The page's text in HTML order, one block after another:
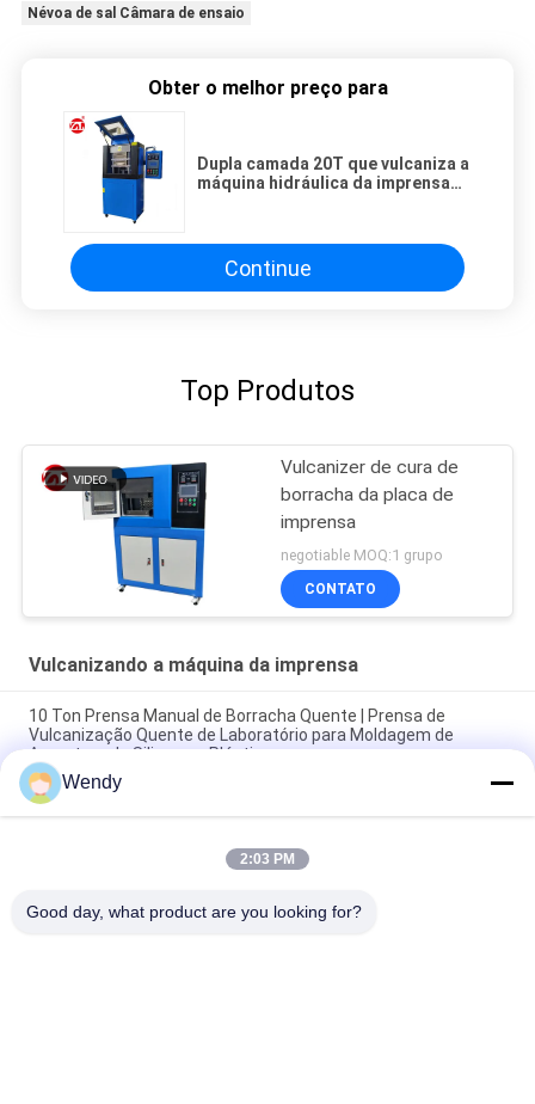
Névoa de sal Câmara de ensaio
Obter o melhor preço para
Dupla camada 20T que vulcaniza a
máquina hidráulica da imprensa
Continue
Top Produtos
Vulcanizer de cura de
borracha da placa de
imprensa
negotiable MOQ:1 grupo
CONTATO
Vulcanizando a máquina da imprensa
10 Ton Prensa Manual de Borracha Quente | Prensa de
Vulcanização Quente de Laboratório para Moldagem de
Amostras de Silicone e Plástico
Placa de controle do PLC que vulcaniza a máquina da
imprensa, máquina de moldes do silicone
Imprensa quente de borracha de Vulcan da máquina de 150
Wendy
2:03 PM
Good day, what product are you looking for?